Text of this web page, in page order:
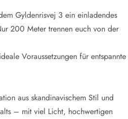
Gyldenrisvej 3 ein einladendes
200 Meter trennen euch von der
Voraussetzungen für entspannte
aus skandinavischem Stil und
– mit viel Licht, hochwertigen